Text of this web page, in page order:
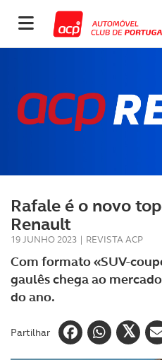
Rafale é o novo
Renault
19 JUNHO 2023 | REVISTA ACP
Com formato «SUV-
gaulês chega ao
do ano.
Partilhar